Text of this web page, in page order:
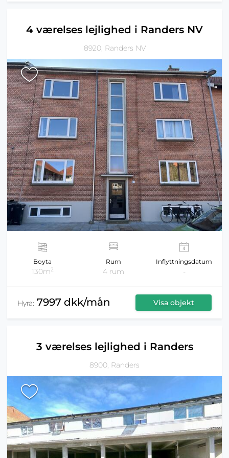
4 værelses lejlighed i Randers NV
8920, Randers NV
Boyta
130m2
Rum
4 rum
Inflyttningsdatum
-
Hyra: 7997 dkk/mån Visa objekt
3 værelses lejlighed i Randers
8900, Randers